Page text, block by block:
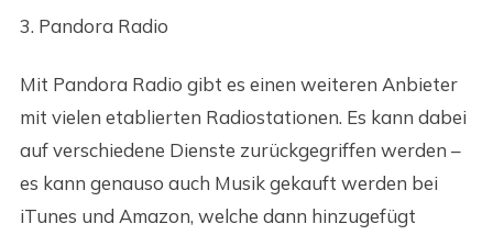
3. Pandora Radio
Mit Pandora Radio gibt es einen weiteren Anbieter
mit vielen etablierten Radiostationen. Es kann dabei
auf verschiedene Dienste zurückgegriffen werden –
es kann genauso auch Musik gekauft werden bei
iTunes und Amazon, welche dann hinzugefügt